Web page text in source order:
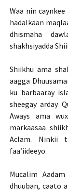
Waa nin
hadalkaan
dhismaha
shakhsiyadda
Shiikhu ama
aagga
ku barbaaray
sheegay arday
Aways ama
markaasaa
Aclam. Ninkii
faa’iideeyo.
Mucalim
dhuuban, caato